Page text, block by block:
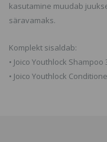
kasutamine muudab
säravamaks.
Komplekt sisaldab:
• Joico Youthlock Shampoo
• Joico Youthlock